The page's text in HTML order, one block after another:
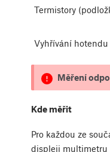
Termistory
Vyhřívání hotendu
Měření
Kde měřit
Pro každou ze
displeji multimetru